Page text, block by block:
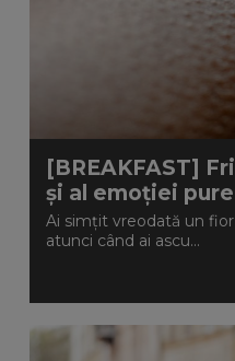
[BREAKFAST]
și al emoției pure
Ai simțit vreodată un
atunci când ai ascu...